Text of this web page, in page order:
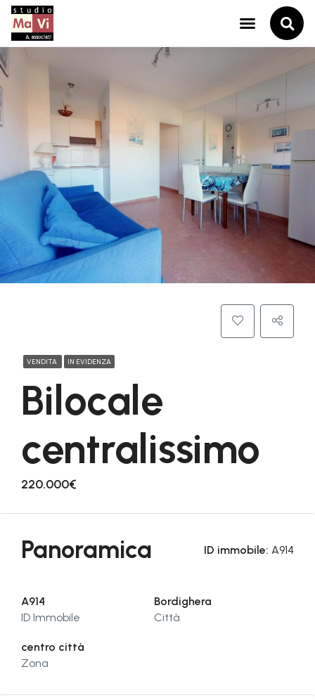
VENDITA IN EVIDENZA
Bilocale
centralissimo
220.000€
Panoramica ID immobile: A914
A914
ID Immobile
Bordighera
Città
centro città
Zona